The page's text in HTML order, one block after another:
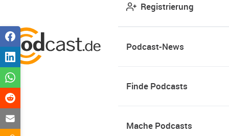
Registrierung
Podcast-News
Finde Podcasts
Mache Podcasts